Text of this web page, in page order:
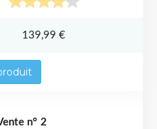
139,99 €
2